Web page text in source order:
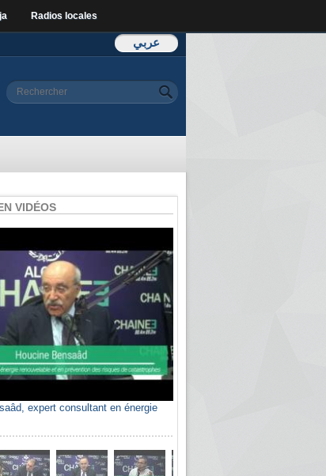
Radios locales
عربي
Formulaire de
Rechercher
VIDÉOS
expert consultant en énergie